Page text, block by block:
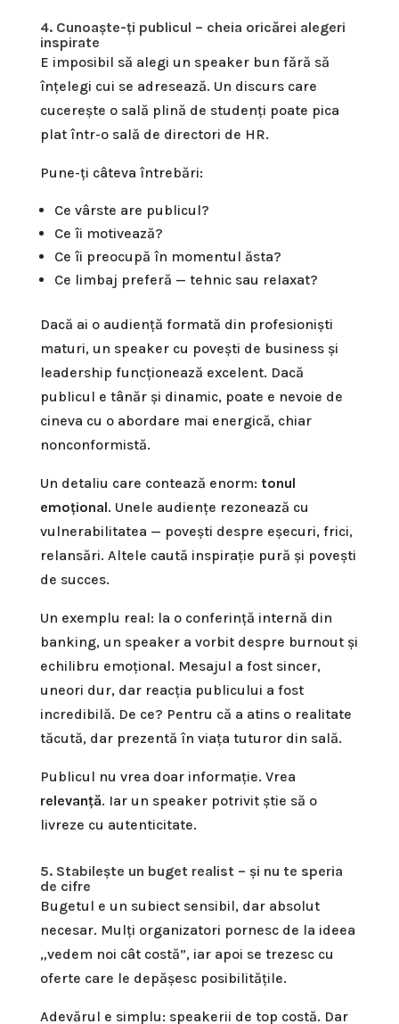
4. Cunoaște-ți publicul – cheia oricărei alegeri
inspirate
E imposibil să alegi un speaker bun fără să
înțelegi cui se adresează. Un discurs care
cucerește o sală plină de studenți poate pica
plat într-o sală de directori de HR.
Pune-ți câteva întrebări:
Ce vârste are publicul?
Ce îi motivează?
Ce îi preocupă în momentul ăsta?
Ce limbaj preferă — tehnic sau relaxat?
Dacă ai o audiență formată din profesioniști
maturi, un speaker cu povești de business și
leadership funcționează excelent. Dacă
publicul e tânăr și dinamic, poate e nevoie de
cineva cu o abordare mai energică, chiar
nonconformistă.
Un detaliu care contează enorm: tonul
emoțional. Unele audiențe rezonează cu
vulnerabilitatea — povești despre eșecuri, frici,
relansări. Altele caută inspirație pură și povești
de succes.
Un exemplu real: la o conferință internă din
banking, un speaker a vorbit despre burnout și
echilibru emoțional. Mesajul a fost sincer,
uneori dur, dar reacția publicului a fost
incredibilă. De ce? Pentru că a atins o realitate
tăcută, dar prezentă în viața tuturor din sală.
Publicul nu vrea doar informație. Vrea
relevanță. Iar un speaker potrivit știe să o
livreze cu autenticitate.
5. Stabilește un buget realist – și nu te speria
de cifre
Bugetul e un subiect sensibil, dar absolut
necesar. Mulți organizatori pornesc de la ideea
„vedem noi cât costă”, iar apoi se trezesc cu
oferte care le depășesc posibilitățile.
Adevărul e simplu: speakerii de top costă. Dar